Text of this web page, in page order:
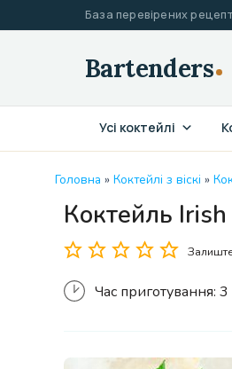
до
База перевірених
Усі коктейлі
Головна » Коктейлі з віскі »
Коктейль
Час приготування: 3